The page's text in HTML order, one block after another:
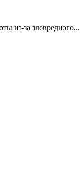
из-за зловредного...